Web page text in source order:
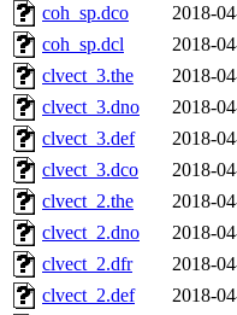
coh_sp.dco
2018-
coh_sp.dcl
2018-
clvect_3.the
2018-
clvect_3.dno
2018-
clvect_3.def
2018-
clvect_3.dco
2018-
clvect_2.the
2018-
clvect_2.dno
2018-
clvect_2.dfr
2018-
clvect_2.def
2018-